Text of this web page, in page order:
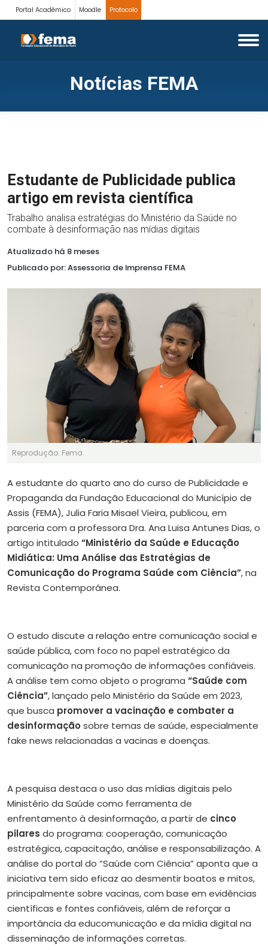
Portal Acadêmico Moodle Protocolo
Notícias FEMA
Estudante de Publicidade publica
artigo em revista científica
Trabalho analisa estratégias do Ministério da Saúde no
combate à desinformação nas mídias digitais
Atualizado há 8 meses
Publicado por: Assessoria de Imprensa FEMA
Reprodução: Fema
A estudante do quarto ano do curso de Publicidade e
Propaganda da Fundação Educacional do Município de
Assis (FEMA), Julia Faria Misael Vieira, publicou, em
parceria com a professora Dra. Ana Luisa Antunes Dias, o
artigo intitulado “Ministério da Saúde e Educação
Midiática: Uma Análise das Estratégias de
Comunicação do Programa Saúde com Ciência”, na
Revista Contemporânea.
O estudo discute a relação entre comunicação social e
saúde pública, com foco no papel estratégico da
comunicação na promoção de informações confiáveis.
A análise tem como objeto o programa “Saúde com
Ciência”, lançado pelo Ministério da Saúde em 2023,
que busca promover a vacinação e combater a
desinformação sobre temas de saúde, especialmente
fake news relacionadas a vacinas e doenças.
A pesquisa destaca o uso das mídias digitais pelo
Ministério da Saúde como ferramenta de
enfrentamento à desinformação, a partir de cinco
pilares do programa: cooperação, comunicação
estratégica, capacitação, análise e responsabilização. A
análise do portal do “Saúde com Ciência” aponta que a
iniciativa tem sido eficaz ao desmentir boatos e mitos,
principalmente sobre vacinas, com base em evidências
científicas e fontes confiáveis, além de reforçar a
importância da educomunicação e da mídia digital na
disseminação de informações corretas.